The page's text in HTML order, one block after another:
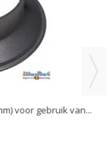
voor gebruik van...